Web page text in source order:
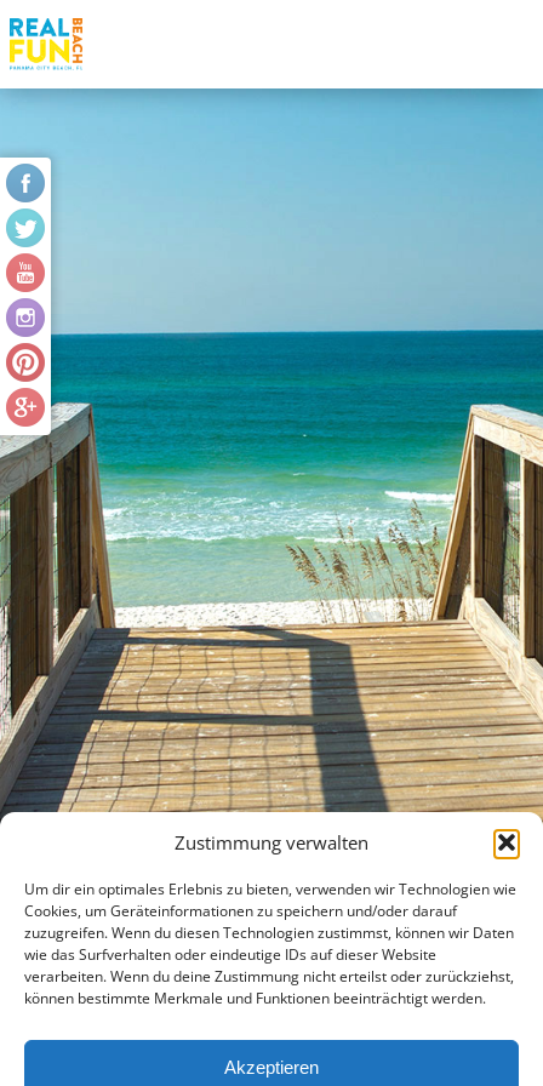
Zustimmung verwalten
Um dir ein optimales Erlebnis zu bieten, verwenden wir Technologien wie
Cookies, um Geräteinformationen zu speichern und/oder darauf
zuzugreifen. Wenn du diesen Technologien zustimmst, können wir Daten
wie das Surfverhalten oder eindeutige IDs auf dieser Website
verarbeiten. Wenn du deine Zustimmung nicht erteilst oder zurückziehst,
können bestimmte Merkmale und Funktionen beeinträchtigt werden.
Akzeptieren